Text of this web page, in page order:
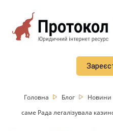
Головна Блог Новини
саме Рада легалізувала